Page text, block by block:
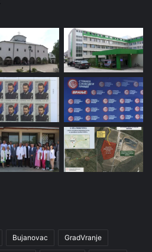
Bujanovac GradVranje